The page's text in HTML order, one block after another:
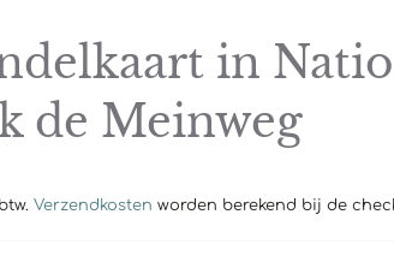
in
de Meinweg
Verzendkosten worden berekend bij de